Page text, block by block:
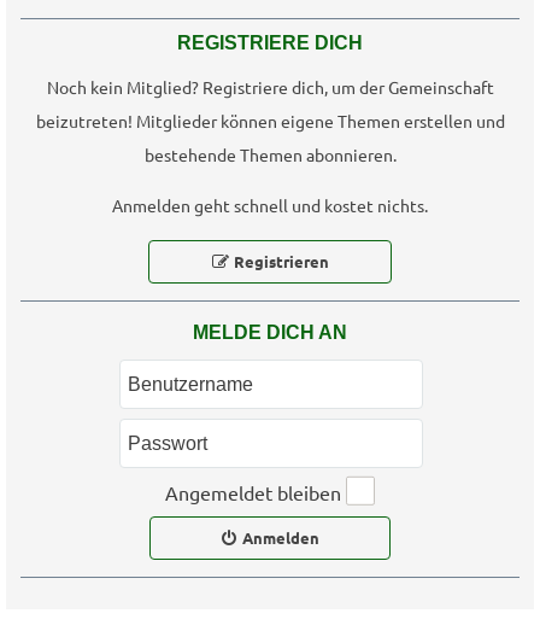
REGISTRIERE DICH
Noch kein Mitglied? Registriere dich, um der Gemeinschaft
beizutreten! Mitglieder können eigene Themen erstellen und
bestehende Themen abonnieren.
Anmelden geht schnell und kostet nichts.
Registrieren
MELDE DICH AN
Angemeldet bleiben
Anmelden